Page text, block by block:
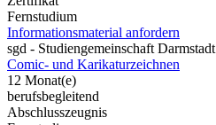
Fernstudium
Informationsmaterial anfordern
sgd - Studiengemeinschaft Darmstadt
Comic- und Karikaturzeichnen
12 Monat(e)
berufsbegleitend
Abschlusszeugnis